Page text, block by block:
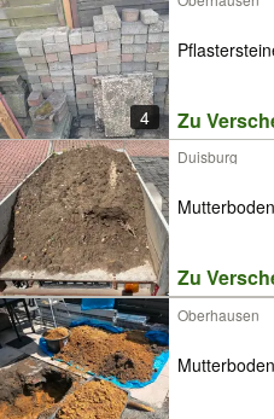
4 Zu
Duisburg
Zu
Oberhausen